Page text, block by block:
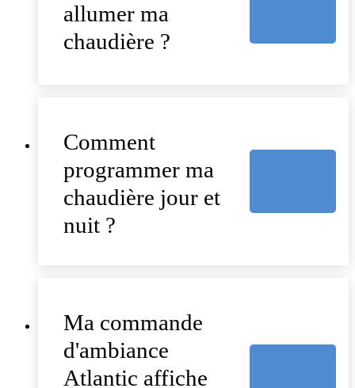
allumer ma
chaudière ?
Comment
programmer ma
chaudière jour et
nuit ?
Ma commande
d'ambiance
Atlantic affiche